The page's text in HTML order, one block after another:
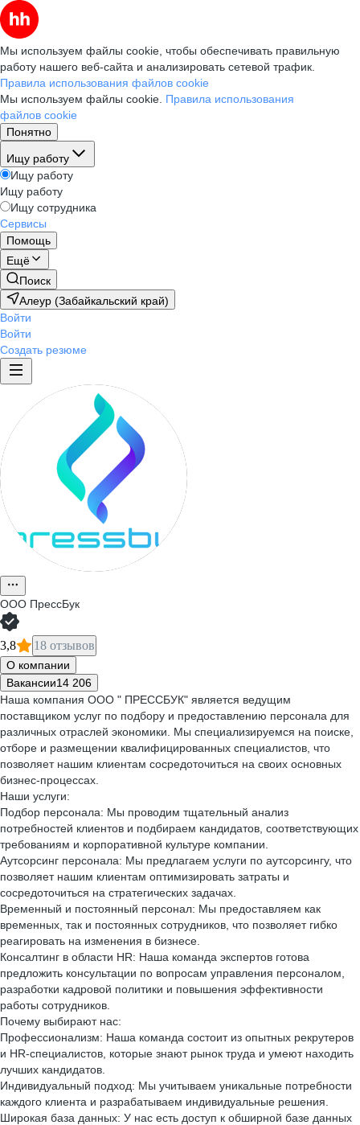
Мы используем файлы cookie, чтобы обеспечивать правильную
работу нашего веб-сайта и анализировать сетевой трафик.
Правила использования файлов cookie
Мы используем файлы cookie. Правила использования
файлов cookie
Понятно
Ищу работу
Ищу работу
Ищу работу
Ищу сотрудника
Сервисы
Помощь
Ещё
Поиск
Алеур (Забайкальский край)
Войти
Войти
Создать резюме
ООО ПрессБук
3,8 18 отзывов
О компании
Вакансии14 206
Наша компания ООО " ПРЕССБУК" является ведущим
поставщиком услуг по подбору и предоставлению персонала для
различных отраслей экономики. Мы специализируемся на поиске,
отборе и размещении квалифицированных специалистов, что
позволяет нашим клиентам сосредоточиться на своих основных
бизнес-процессах.
Наши услуги:
Подбор персонала: Мы проводим тщательный анализ
потребностей клиентов и подбираем кандидатов, соответствующих
требованиям и корпоративной культуре компании.
Аутсорсинг персонала: Мы предлагаем услуги по аутсорсингу, что
позволяет нашим клиентам оптимизировать затраты и
сосредоточиться на стратегических задачах.
Временный и постоянный персонал: Мы предоставляем как
временных, так и постоянных сотрудников, что позволяет гибко
реагировать на изменения в бизнесе.
Консалтинг в области HR: Наша команда экспертов готова
предложить консультации по вопросам управления персоналом,
разработки кадровой политики и повышения эффективности
работы сотрудников.
Почему выбирают нас:
Профессионализм: Наша команда состоит из опытных рекрутеров
и HR-специалистов, которые знают рынок труда и умеют находить
лучших кандидатов.
Индивидуальный подход: Мы учитываем уникальные потребности
каждого клиента и разрабатываем индивидуальные решения.
Широкая база данных: У нас есть доступ к обширной базе данных